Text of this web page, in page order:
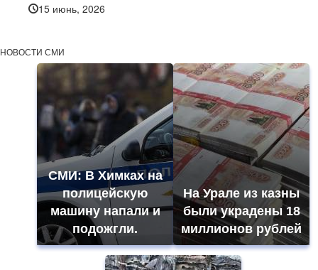
15 июнь, 2026
НОВОСТИ СМИ
СМИ: В Химках на
полицейскую
машину напали и
подожгли.
На Урале из казны
были украдены 18
миллионов рублей